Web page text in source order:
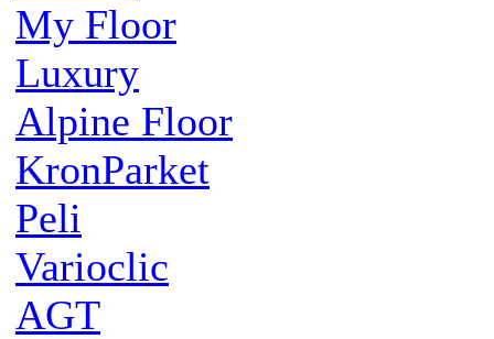
My Floor
Luxury
Alpine Floor
KronParket
Peli
Varioclic
AGT